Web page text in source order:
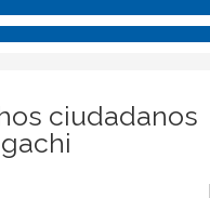
ciudadanos